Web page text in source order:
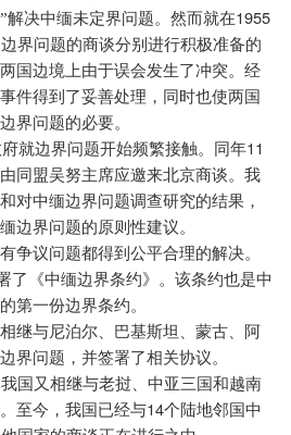
解决中缅未定界问题。然而就在1955
界问题的商谈分别进行积极准备的
国边境上由于误会发生了冲突。经
件得到了妥善处理，同时也使两国
界问题的必要。
就边界问题开始频繁接触。同年11
同盟吴努主席应邀来北京商谈。我
对中缅边界问题调查研究的结果，
边界问题的原则性建议。
争议问题都得到公平合理的解决。
了《中缅边界条约》。该条约也是中
第一份边界条约。
继与尼泊尔、巴基斯坦、蒙古、阿
界问题，并签署了相关协议。
国又相继与老挝、中亚三国和越南
至今，我国已经与14个陆地邻国中